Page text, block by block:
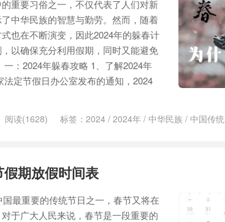
重要习俗之一，不仅代表了人们对新
中华民族的智慧与勤劳。然而，随着
也在不断演变，因此2024年的躲春计
以确保充分利用假期，同时又能避免
一：2024年躲春攻略 1、了解2024年
定节假日办公室发布的通知，2024
阅读(1628) 标签： 2024 / 2024年 / 中华民族 / 中国传统
期放假时间表
最重要的传统节日之一，春节又将在
于广大人民来说，春节是一段重要的